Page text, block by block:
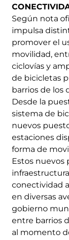
Según nota
impulsa
promover el
movilidad,
ciclovías y
de bicicletas
barrios de los
Desde la
sistema de
nuevos
estaciones
forma de
Estos nuevos
conectividad
en diversas
gobierno
entre barrios
al momento